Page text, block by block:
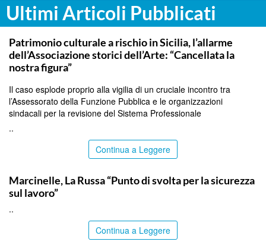
Ultimi Articoli Pubblicati
PALERMO
Patrimonio culturale a rischio in Sicilia, l’allarme
dell’Associazione storici dell’Arte: “Cancellata la
nostra figura”
Il caso esplode proprio alla vigilia di un cruciale incontro tra
l’Assessorato della Funzione Pubblica e le organizzazioni
sindacali per la revisione del Sistema Professionale
..
Continua a Leggere
Marcinelle, La Russa “Punto di svolta per la sicurezza
sul lavoro”
..
Continua a Leggere